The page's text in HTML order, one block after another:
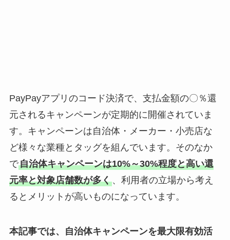
PayPayアプリのコード決済で、支払金額の〇％還
元されるキャンペーンが定期的に開催されていま
す。キャンペーンは自治体・メーカー・小売店な
ど様々な業種とタッグを組んでいます。そのなか
で自治体キャンペーンは10%～30%程度と高い還
元率と対象店舗数が多く、利用者の立場から考え
るとメリットが高いものになっています。
本記事では、自治体キャンペーンを最大限有効活